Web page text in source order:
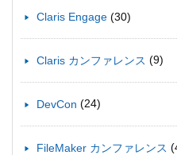
Claris Engage (30)
Claris カンファレンス (9)
DevCon (24)
FileMaker カンファレンス